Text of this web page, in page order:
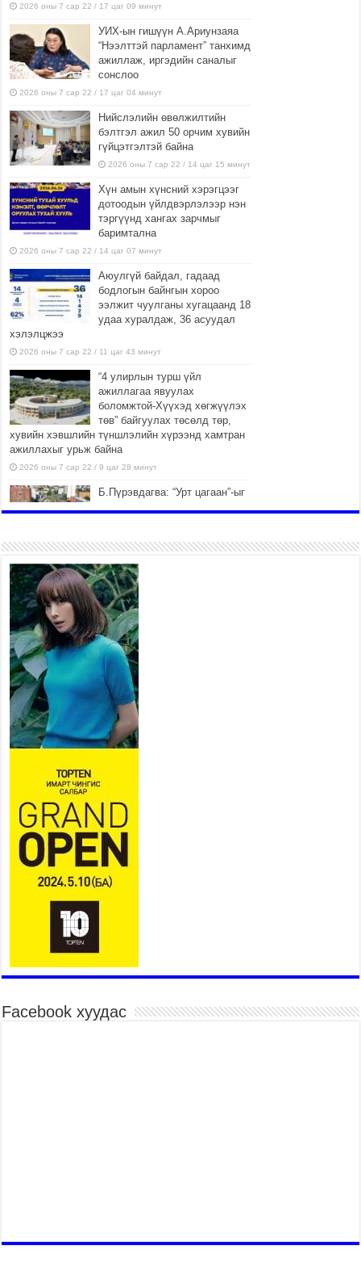
2026 оны 7 сар 22 / 17 цаг 09 минут
УИХ-ын гишүүн А.Ариунзаяа
“Нээлттэй парламент” танхимд
ажиллаж, иргэдийн саналыг
сонслоо
2026 оны 7 сар 22 / 17 цаг 04 минут
Нийслэлийн өвөлжилтийн
бэлтгэл ажил 50 орчим хувийн
гүйцэтгэлтэй байна
2026 оны 7 сар 22 / 14 цаг 15 минут
Хүн амын хүнсний хэрэгцээг
дотоодын үйлдвэрлэлээр нэн
тэргүүнд хангах зарчмыг
баримтална
2026 оны 7 сар 22 / 14 цаг 07 минут
Аюулгүй байдал, гадаад
бодлогын байнгын хороо
ээлжит чуулганы хугацаанд 18
удаа хуралдаж, 36 асуудал
хэлэлцжээ
2026 оны 7 сар 22 / 11 цаг 43 минут
“4 улирлын турш үйл
ажиллагаа явуулах
боломжтой-Хүүхэд хөгжүүлэх
төв” байгуулах төсөлд төр,
хувийн хэвшлийн түншлэлийн хүрээнд хамтран
ажиллахыг урьж байна
2026 оны 7 сар 22 / 9 цаг 28 минут
Б.Пүрэвдагва: “Урт цагаан”-ыг
2026 оны 7 сар 21 / 16 цаг 47 минут
Тусгай замын автобус /BRT/
төслийн удирдах хорооны
ээлжит хуралдаан боллоо
2026 оны 7 сар 21 / 16 цаг 43 минут
Ерөнхий сайд Н.Учрал БНХАУ-аас Монгол Улсад
суугаа Элчин сайд Шэнь Миньжюанийг хүлээн
авч уулзав
2026 оны 7 сар 21 / 16 цаг 39 минут
БҮГД НАЙРАМДАХ ТАЖИКИСТАН УЛСТАЙ
ЭДИЙН ЗАСГИЙН ХАМТЫН АЖИЛЛАГААГ
ӨРГӨЖҮҮЛНЭ
2026 оны 7 сар 21 / 16 цаг 34 минут
26,992 суралцагч хотхоны бага сургуульд, 8100
суралцагч төрөлжсөн ахлах сургуульд
суралцана
2026 оны 7 сар 21 / 13 цаг 43 минут
COP17 хурлын үеэрх замын хөдөлгөөн, нийтийн
тээврийн зохицуулалт, сургууль, цэцэрлэг, зах,
иргэдэд мэдээлэхийг үүрэг болголоо
2026 оны 7 сар 21 / 11 цаг 59 минут
Гэр бүлийн хэрэг шүүхэд хянан шийдвэрлэх
тухай хуулиар хүүхдийн дээд ашиг сонирхлыг
нэн тэргүүнд хангахыг баталгаажууллаа
Б.Пүрэвдагва: “Туул-1” коллекторыг ашиглалтад
Facebook хуудас